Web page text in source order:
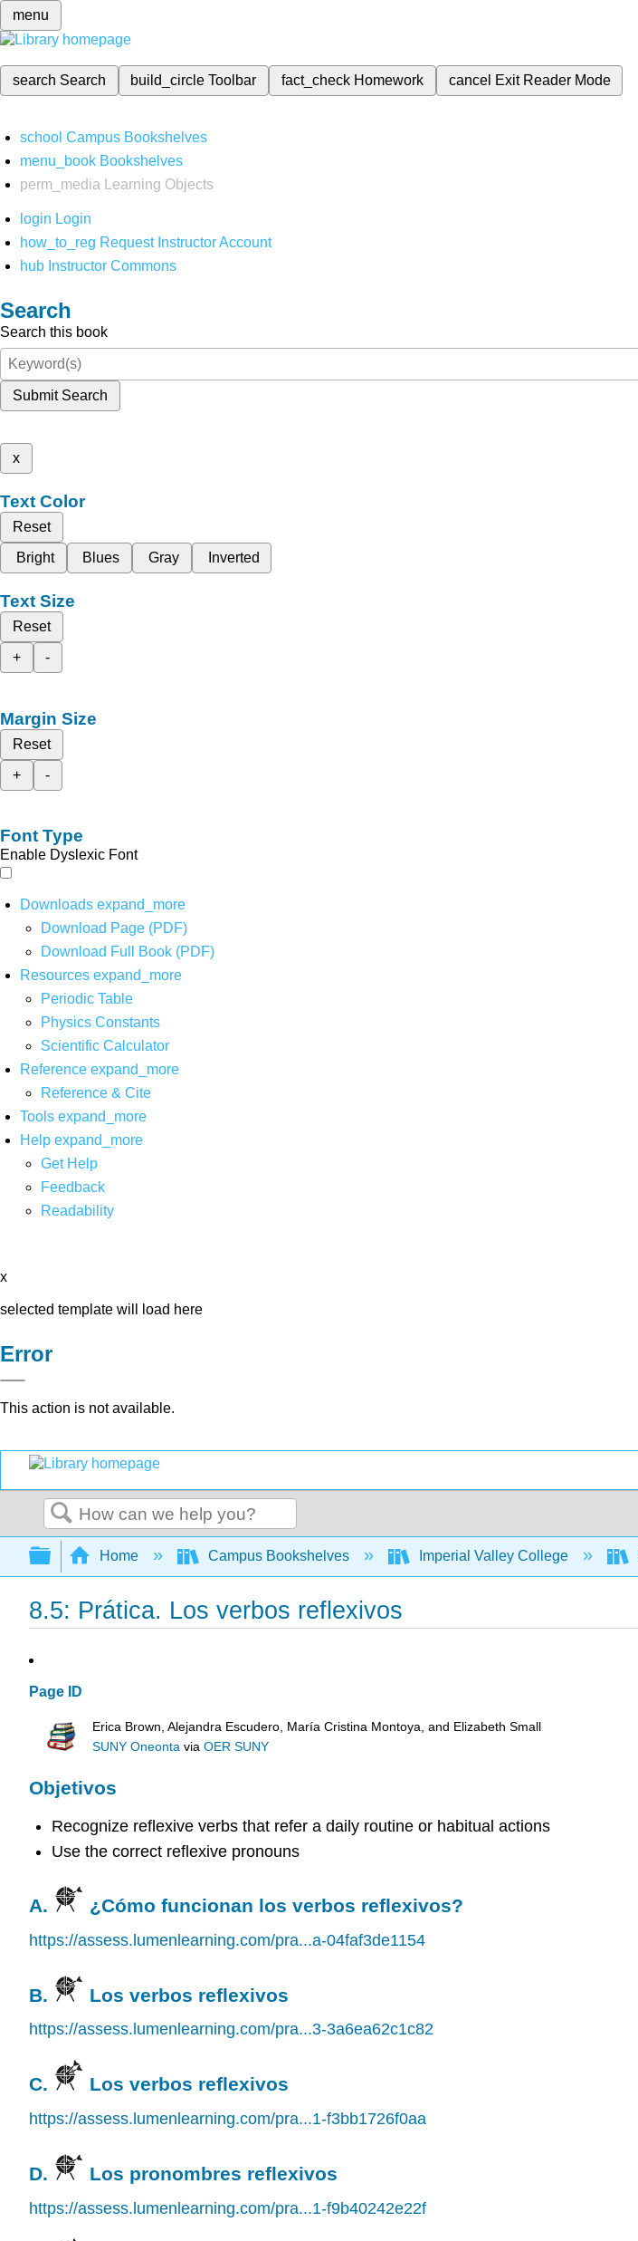
menu
search Search build_circleToolbar fact_check Homework cancel Exit Reader Mode
school Campus Bookshelves
menu_book Bookshelves
perm_media
Learning Objects
login Login
how_to_reg Request Instructor Account
hub Instructor Commons
Search
Search this book
Submit Search
x
Text Color
Reset
Bright
Blues Gray Inverted
Text Size
Reset
+
-
Margin Size
Reset
+
-
Font Type
Enable Dyslexic Font
Downloads expand_more
Download Page (PDF)
Download Full Book (PDF)
Resources expand_more
Periodic Table
Physics Constants
Scientific Calculator
Reference expand_more
Reference & Cite
Tools expand_more
Help expand_more
Get Help
Feedback
Readability
x
selected template will load here
Error
This action is not available.
Search
Expand/collapse global hierarchy
Home Campus Bookshelves Imperial Valley College
8.5: Prática. Los verbos reflexivos
Page ID
Erica Brown, Alejandra Escudero, María Cristina Montoya, and Elizabeth Small
SUNY Oneonta viaOER SUNY
Objetivos
Recognize reflexive verbs that refer a daily routine or habitual actions
Use the correct reflexive pronouns
A. ¿Cómo funcionan los verbos reflexivos?
https://assess.lumenlearning.com/pra...a-04faf3de1154
B. Los verbos reflexivos
https://assess.lumenlearning.com/pra...3-3a6ea62c1c82
C. Los verbos reflexivos
https://assess.lumenlearning.com/pra...1-f3bb1726f0aa
D. Los pronombres reflexivos
https://assess.lumenlearning.com/pra...1-f9b40242e22f